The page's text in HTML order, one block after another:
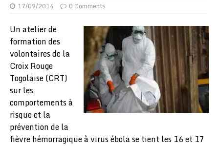
17/09/2014 0 Comments
Un atelier de
formation des
volontaires de la
Croix Rouge
Togolaise (CRT)
sur les
comportements à
risque et la
prévention de la
fièvre hémorragique à virus ébola se tient les 16 et 17